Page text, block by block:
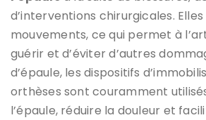
d’interventions chirurgicales.
mouvements, ce qui permet à
guérir et d’éviter d’autres
d’épaule, les dispositifs
orthèses sont couramment
l’épaule, réduire la douleur et